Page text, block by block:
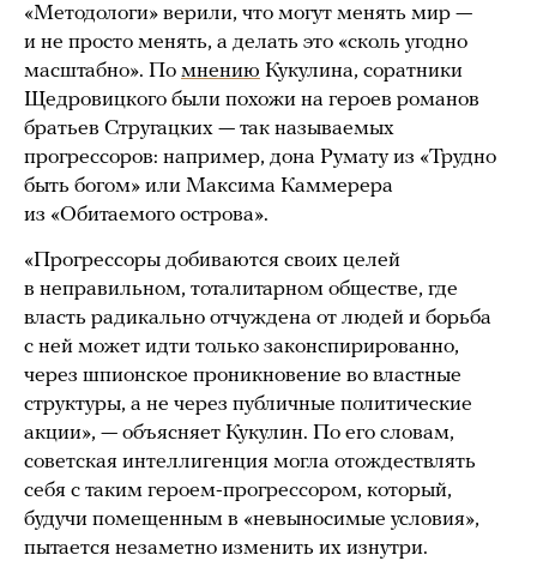
«Методологи» верили, что могут менять мир —
и не просто менять, а делать это «сколь угодно
масштабно». По мнению Кукулина, соратники
Щедровицкого были похожи на героев романов
братьев Стругацких — так называемых
прогрессоров: например, дона Румату из «Трудно
быть богом» или Максима Каммерера
из «Обитаемого острова».
«Прогрессоры добиваются своих целей
в неправильном, тоталитарном обществе, где
власть радикально отчуждена от людей и борьба
с ней может идти только законспирированно,
через шпионское проникновение во властные
структуры, а не через публичные политические
акции», — объясняет Кукулин. По его словам,
советская интеллигенция могла отождествлять
себя с таким героем-прогрессором, который,
будучи помещенным в «невыносимые условия»,
пытается незаметно изменить их изнутри.